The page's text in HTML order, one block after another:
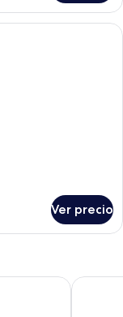
con cama, una silla
Ver precio
AC